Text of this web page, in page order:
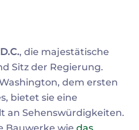
, die majestätische
Sitz der Regierung.
dem ersten
bietet sie eine
an Sehenswürdigkeiten.